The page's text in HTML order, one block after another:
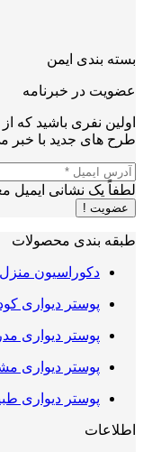
بسته بندی ایمن
عضویت در خبرنامه
اولین نفری باشید
طرح های جدید با خبر
لطفاً یک نشانی ایمیل
عضویت !
طبقه بندی محصولات
دکوراسیون منزل
پوستر دیواری
پوستر دیواری
پوستر دیواری
پوستر دیواری
اطلاعات